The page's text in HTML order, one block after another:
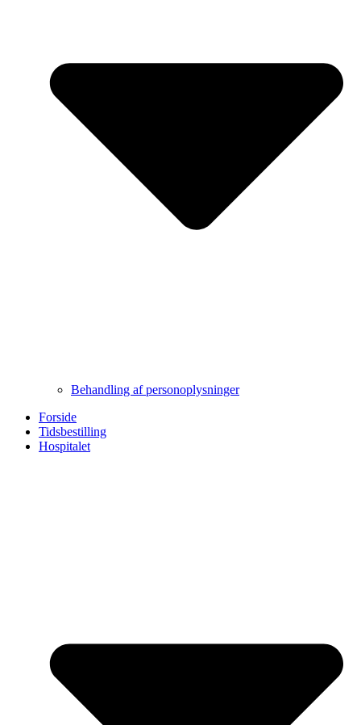
Behandling af personoplysninger
Forside
Tidsbestilling
Hospitalet